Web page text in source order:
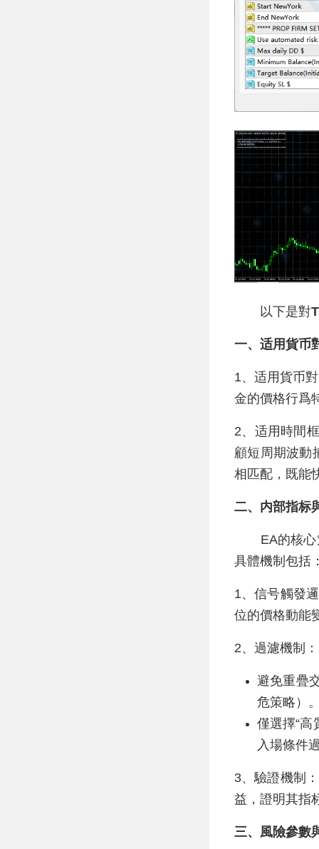
以下是對
一、适用貨币
1、适用貨币
金的價格行爲
2、适用時間
顧短周期波動
相匹配，既能
二、内部指标
EA的核心策
具體機制包括
1、信号觸發
位的價格動能
2、過濾機制：
避免重疊
危策略）
僅選擇“高
入場條件
3、驗證機制
益，證明其指
三、風險參數